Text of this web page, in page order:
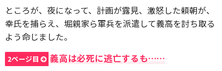
ところが、夜になって、計画が露見、激怒した頼朝が、
幸氏を捕らえ、堀親家ら軍兵を派遣して義高を討ち取る
よう命じました。
2ページ目 義高は必死に逃亡するも……